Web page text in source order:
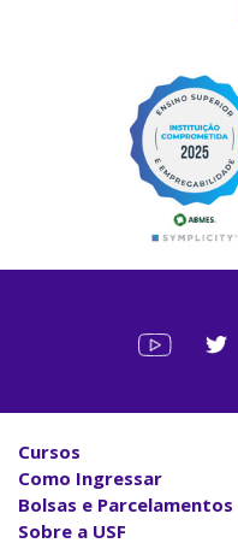
Cursos
Como Ingressar
Bolsas e Parcelamentos
Sobre a USF